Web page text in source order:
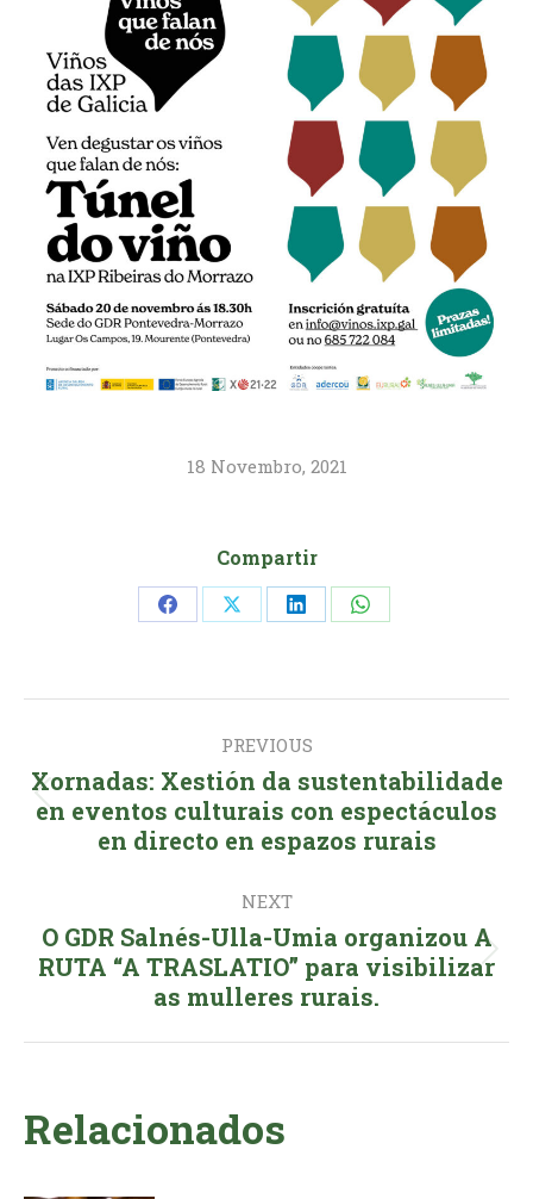
18 Novembro, 2021
Compartir
Share Share Share Share
navigation PREVIOUS
Previous
post:
Xornadas: Xestión da sustentabilidade
en eventos culturais con espectáculos
en directo en espazos rurais
NEXT
Next
post:
O GDR Salnés-Ulla-Umia organizou A
RUTA “A TRASLATIO” para visibilizar
as mulleres rurais.
Relacionados